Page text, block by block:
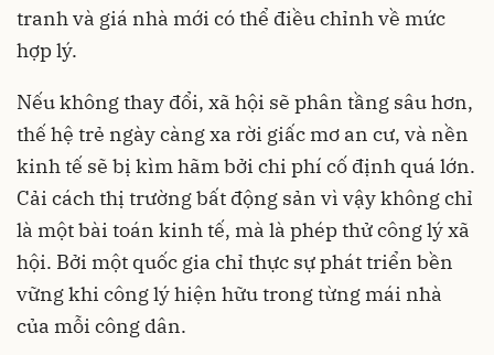
tranh và giá nhà mới có thể điều chỉnh về mức
hợp lý.
Nếu không thay đổi, xã hội sẽ phân tầng sâu hơn,
thế hệ trẻ ngày càng xa rời giấc mơ an cư, và nền
kinh tế sẽ bị kìm hãm bởi chi phí cố định quá lớn.
Cải cách thị trường bất động sản vì vậy không chỉ
là một bài toán kinh tế, mà là phép thử công lý xã
hội. Bởi một quốc gia chỉ thực sự phát triển bền
vững khi công lý hiện hữu trong từng mái nhà
của mỗi công dân.